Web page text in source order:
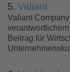
5. Valiant
Valiant
Beitrag für